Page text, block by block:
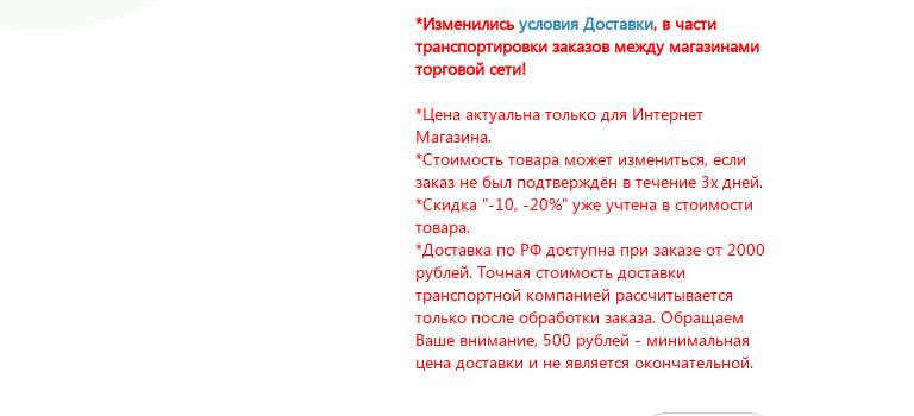
*Изменилисьусловия Доставки, в части
транспортировки заказов между магазинами
торговой сети!
*Цена актуальна только для Интернет
Магазина.
*Стоимость товара может измениться, если
заказ не был подтверждён в течение 3х дней.
*Скидка "-10, -20%" уже учтена в стоимости
товара.
*Доставка по РФ доступна при заказе от 2000
рублей. Точная стоимость доставки
транспортной компанией рассчитывается
только после обработки заказа. Обращаем
Ваше внимание, 500 рублей - минимальная
цена доставки и не является окончательной.